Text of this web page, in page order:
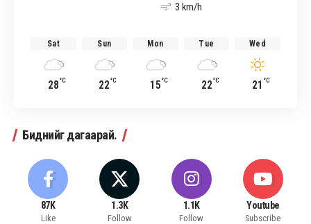
3 km/h
Sat
28°C
Sun
22°C
Mon
15°C
Tue
22°C
Wed
21 °C
Биднийг дагаарай.
87K
Like
1.3K
Follow
1.1K
Follow
Youtube
Subscribe